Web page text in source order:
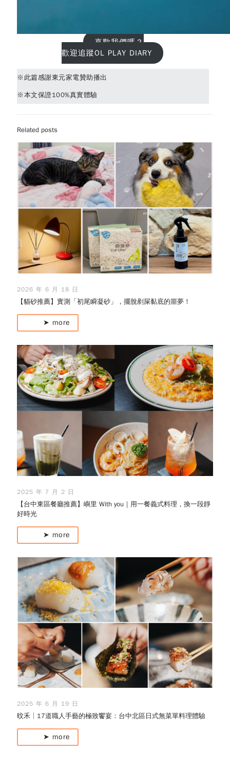
喜歡我們嗎？
歡迎追蹤OL PLAY DIARY
※此篇感謝東元家電贊助播出
※本文保證100%真實體驗
Related posts
2026 年 6 月 18 日
【貓砂推薦】實測「初尾瞬凝砂」，擺脫剷屎黏底的噩夢！
➤ more
2025 年 7 月 2 日
【台中東區餐廳推薦】嶼里 With you｜用一餐義式料理，換一段靜
好時光
➤ more
2025 年 6 月 19 日
旼禾│17道職人手藝的極致饗宴：台中北區日式無菜單料理體驗
➤ more